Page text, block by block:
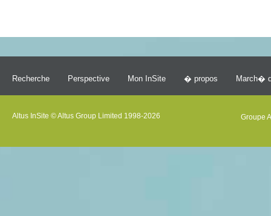
Recherche Perspective Mon InSite � propos March�
Altus InSite © Altus Group Limited 1998-2026 Groupe